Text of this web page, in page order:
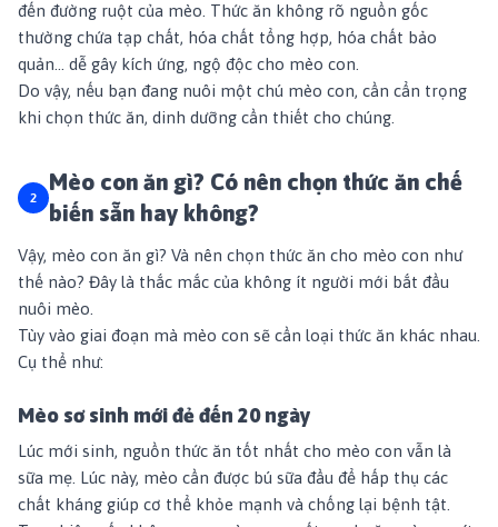
đến đường ruột của mèo. Thức ăn không rõ nguồn gốc
thường chứa tạp chất, hóa chất tổng hợp, hóa chất bảo
quản… dễ gây kích ứng, ngộ độc cho mèo con.
Do vậy, nếu bạn đang nuôi một chú mèo con, cần cẩn trọng
khi chọn thức ăn, dinh dưỡng cần thiết cho chúng.
Mèo con ăn gì? Có nên chọn thức ăn chế
biến sẵn hay không?
Vậy, mèo con ăn gì? Và nên chọn thức ăn cho mèo con như
thế nào? Đây là thắc mắc của không ít người mới bắt đầu
nuôi mèo.
Tùy vào giai đoạn mà mèo con sẽ cần loại thức ăn khác nhau.
Cụ thể như:
Mèo sơ sinh mới đẻ đến 20 ngày
Lúc mới sinh, nguồn thức ăn tốt nhất cho mèo con vẫn là
sữa mẹ. Lúc này, mèo cần được bú sữa đầu để hấp thụ các
chất kháng giúp cơ thể khỏe mạnh và chống lại bệnh tật.